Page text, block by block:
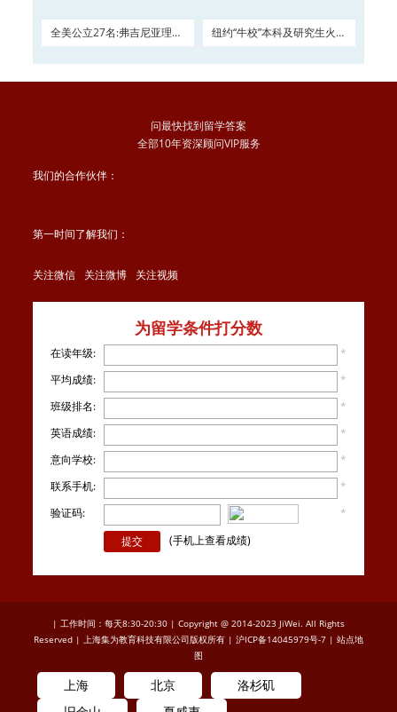
全美公立27名:弗吉尼亚理工
纽约“牛校”本科及研究生火热
问最快找到留学答案
全部10年资深顾问VIP服务
我们的合作伙伴：
第一时间了解我们：
关注微信 关注微博 关注视频
为留学条件打分数
在读年级:
*
平均成绩:
*
班级排名:
*
英语成绩:
*
意向学校:
*
联系手机:
*
验证码:
清楚？
*
(手机上查看成绩)
| 工作时间：每天8:30-20:30 | Copyright @ 2014-2023 JiWei. All Rights
Reserved | 上海集为教育科技有限公司版权所有 | 沪ICP备14045979号-7 | 站点地
图
上海 北京
洛杉矶